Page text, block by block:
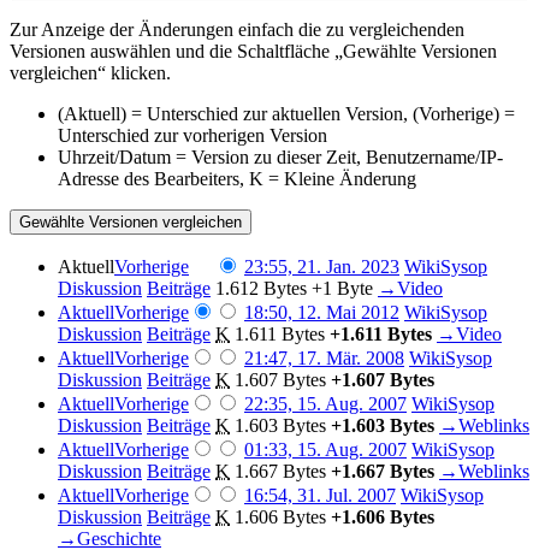
Zur Anzeige der Änderungen einfach die zu vergleichenden
Versionen auswählen und die Schaltfläche „Gewählte Versionen
vergleichen“ klicken.
(Aktuell) = Unterschied zur aktuellen Version, (Vorherige) =
Unterschied zur vorherigen Version
Uhrzeit/Datum = Version zu dieser Zeit, Benutzername/IP-
Adresse des Bearbeiters, K = Kleine Änderung
AktuellVorherige 23:55, 21. Jan. 2023 WikiSysop
Diskussion Beiträge 1.612 Bytes +1 Byte →‎Video
AktuellVorherige 18:50, 12. Mai 2012 WikiSysop
Diskussion Beiträge K 1.611 Bytes +1.611 Bytes →‎Video
AktuellVorherige 21:47, 17. Mär. 2008 WikiSysop
Diskussion Beiträge K 1.607 Bytes +1.607 Bytes
AktuellVorherige 22:35, 15. Aug. 2007 WikiSysop
Diskussion Beiträge K 1.603 Bytes +1.603 Bytes →‎Weblinks
AktuellVorherige 01:33, 15. Aug. 2007 WikiSysop
Diskussion Beiträge K 1.667 Bytes +1.667 Bytes →‎Weblinks
AktuellVorherige 16:54, 31. Jul. 2007 WikiSysop
Diskussion Beiträge K 1.606 Bytes +1.606 Bytes
→‎Geschichte